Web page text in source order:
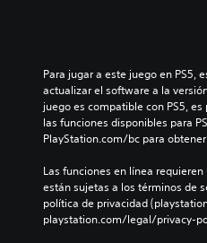
Para jugar a este juego en PS5,
actualizar el software a la
juego es compatible con PS5,
las funciones disponibles para
PlayStation.com/bc para
Las funciones en línea
están sujetas a los términos de
política de privacidad
playstation.com/legal/privacy-